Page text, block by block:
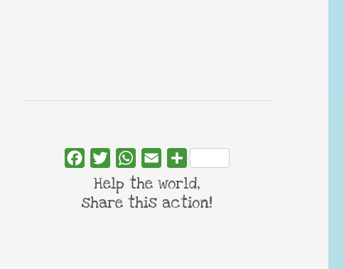
FacebookTwitterWhatsApp
Email Share
Help the world,
share this action!